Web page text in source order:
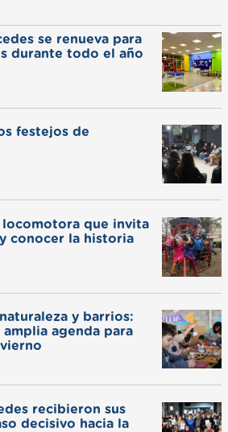
se renueva para
durante todo el año
festejos de
locomotora que invita
conocer la historia
y barrios:
amplia agenda para
recibieron sus
decisivo hacia la